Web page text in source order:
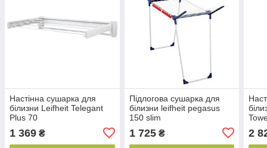
Настінна сушарка для
білизни Leifheit Telegant
Plus 70
1 369 ₴
Підлогова сушарка для
білизни leifheit pegasus
150 slim
1 725₴ 2